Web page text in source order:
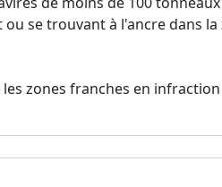
se trouvant à l'ancre dans
zones franches en